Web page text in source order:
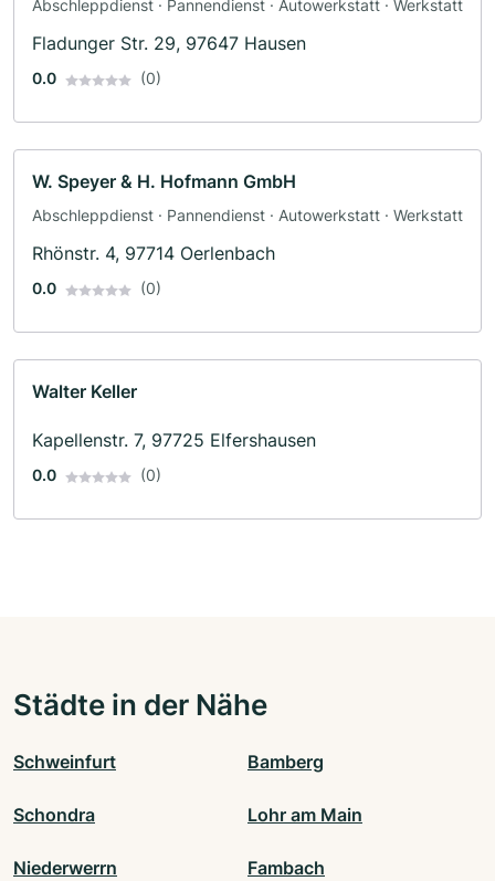
Abschleppdienst · Pannendienst · Autowerkstatt · Werkstatt
Fladunger Str. 29, 97647 Hausen
0.0 (0)
W. Speyer & H. Hofmann GmbH
Abschleppdienst · Pannendienst · Autowerkstatt · Werkstatt
Rhönstr. 4, 97714 Oerlenbach
0.0 (0)
Walter Keller
Kapellenstr. 7, 97725 Elfershausen
0.0 (0)
Städte in der Nähe
Schweinfurt Bamberg
Schondra Lohr am Main
Niederwerrn Fambach